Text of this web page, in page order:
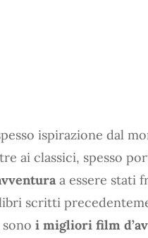
ispirazione dal
ai classici, spesso
a essere stati
scritti
i migliori film